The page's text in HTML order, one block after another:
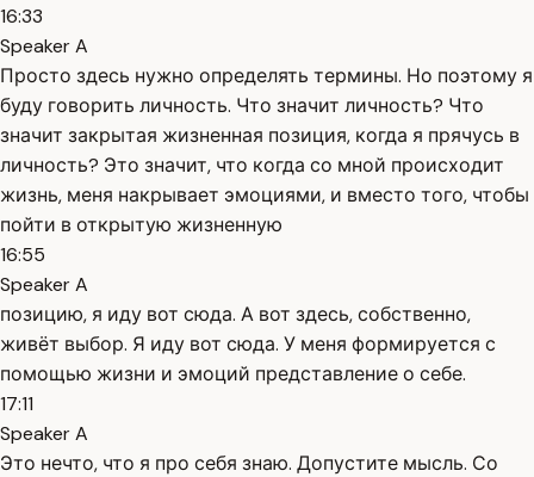
16:33
Speaker A
Просто здесь нужно определять термины. Но поэтому я
буду говорить личность. Что значит личность? Что
значит закрытая жизненная позиция, когда я прячусь в
личность? Это значит, что когда со мной происходит
жизнь, меня накрывает эмоциями, и вместо того, чтобы
пойти в открытую жизненную
16:55
Speaker A
позицию, я иду вот сюда. А вот здесь, собственно,
живёт выбор. Я иду вот сюда. У меня формируется с
помощью жизни и эмоций представление о себе.
17:11
Speaker A
Это нечто, что я про себя знаю. Допустите мысль. Со